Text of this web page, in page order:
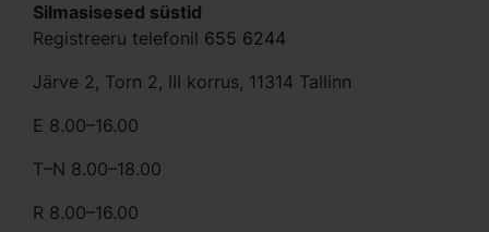
Silmasisesed süstid
Registreeru telefonil 655 6244
Järve 2, Torn 2, III korrus, 11314 Tallinn
E 8.00–16.00
T–N 8.00–18.00
R 8.00–16.00